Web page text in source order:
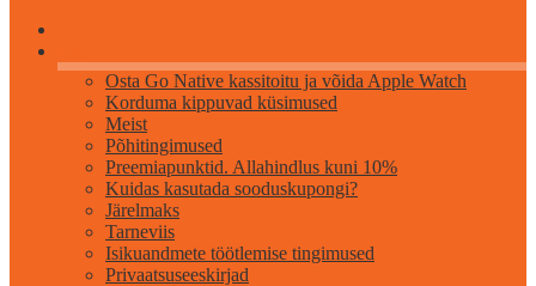
Osta Go Native kassitoitu ja võida Apple Watch
Korduma kippuvad küsimused
Meist
Põhitingimused
Preemiapunktid. Allahindlus kuni 10%
Kuidas kasutada sooduskupongi?
Järelmaks
Tarneviis
Isikuandmete töötlemise tingimused
Privaatsuseeskirjad